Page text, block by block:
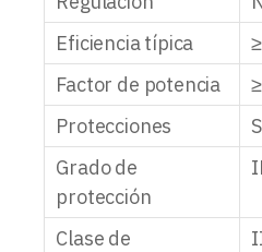
Eficiencia típica
Factor de potencia
Protecciones
Grado de
protección
Clase de